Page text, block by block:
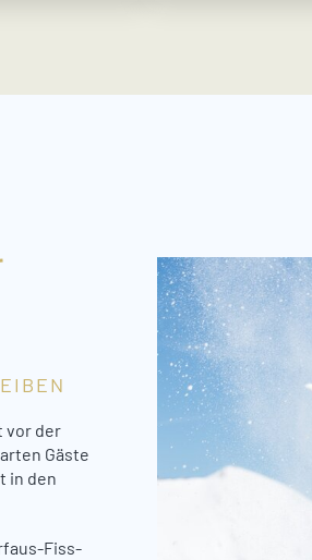
vor der
Gäste
in den
Fiss-